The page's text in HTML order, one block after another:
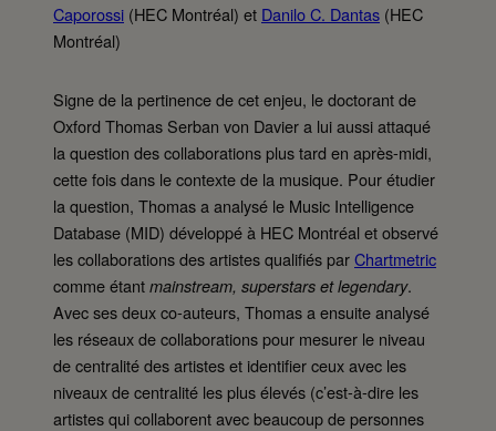
Caporossi (HEC Montréal) et Danilo C. Dantas (HEC
Montréal)
Signe de la pertinence de cet enjeu, le doctorant de
Oxford Thomas Serban von Davier a lui aussi attaqué
la question des collaborations plus tard en après-midi,
cette fois dans le contexte de la musique. Pour étudier
la question, Thomas a analysé le Music Intelligence
Database (MID) développé à HEC Montréal et observé
les collaborations des artistes qualifiés parChartmetric
comme étant mainstream, superstars et legendary.
Avec ses deux co-auteurs, Thomas a ensuite analysé
les réseaux de collaborations pour mesurer le niveau
de centralité des artistes et identifier ceux avec les
niveaux de centralité les plus élevés (c’est-à-dire les
artistes qui collaborent avec beaucoup de personnes